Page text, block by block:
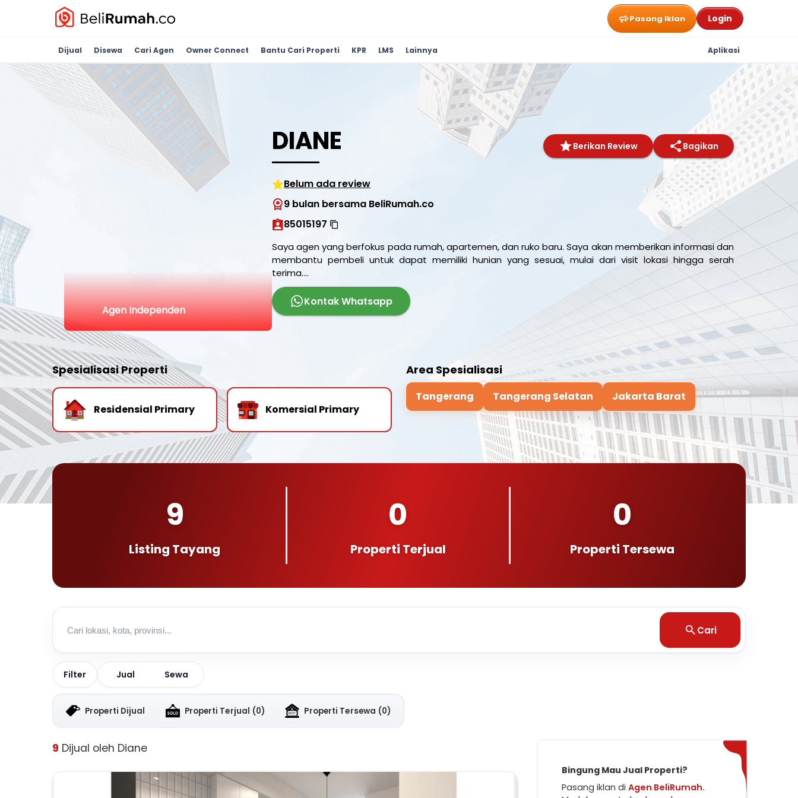
Pasang Iklan Login
Dijual Disewa Cari Agen Owner Connect Bantu Cari Properti KPR LMS Lainnya Aplikasi
Agen Independen
DIANE Berikan Review Bagikan
Belum ada review
9 bulan bersama BeliRumah.co
85015197
Saya agen yang berfokus pada rumah, apartemen, dan ruko baru. Saya akan memberikan informasi dan
membantu pembeli untuk dapat memiliki hunian yang sesuai, mulai dari visit lokasi hingga serah
terima....
Kontak Whatsapp
Spesialisasi Properti
Residensial Primary Komersial Primary
Area Spesialisasi
Tangerang Tangerang Selatan Jakarta Barat
9
Listing Tayang
0
Properti Terjual
0
Properti Tersewa
Cari
Filter Jual Sewa
Properti Dijual Properti Terjual (0) Properti Tersewa (0)
9 Dijual oleh Diane
Bingung Mau Jual Properti?
Pasang iklan di Agen BeliRumah.